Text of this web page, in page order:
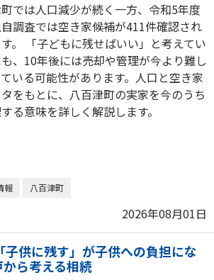
では人口減少が続く一方、令和5年度
調査では空き家候補が411件確認され
。 「子どもに残せばいい」と考えてい
、10年後には売却や管理が今より難し
いる可能性があります。人口と空き家
をもとに、八百津町の実家を今のうち
る意味を詳しく解説します。
報 八百津町
2026年08月01日
供に残す」が子供への負担にな
ら考える相続